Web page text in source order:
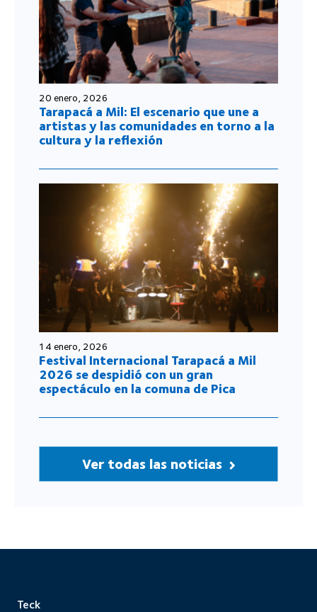
20 enero, 2026
Tarapacá a Mil: El escenario que une a
artistas y las comunidades en torno a la
cultura y la reflexión
14 enero, 2026
Festival Internacional Tarapacá a Mil
2026 se despidió con un gran
espectáculo en la comuna de Pica
Ver todas las noticias
Teck